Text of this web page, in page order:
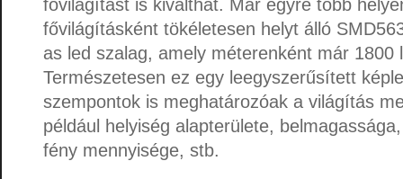
fővilágítást is kiválthat. Már egyre több
fővilágításként tökéletesen helyt álló
as led szalag, amely méterenként már 1800
Természetesen ez egy leegyszerűsített
szempontok is meghatározóak a világítás
például helyiség alapterülete,
fény mennyisége, stb.